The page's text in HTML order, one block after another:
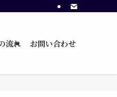
流れ お問い合わせ